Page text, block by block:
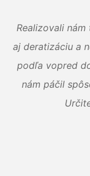
Realizovali
aj deratizáciu a
podľa vopred
nám páčil